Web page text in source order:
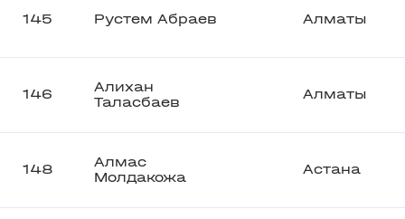
145 Рустем Абраев Алматы
146
Алихан
Таласбаев
Алматы
148
Алмас
Молдакожа
Астана